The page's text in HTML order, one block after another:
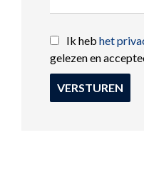
Ik heb het
gelezen en
VERSTUREN